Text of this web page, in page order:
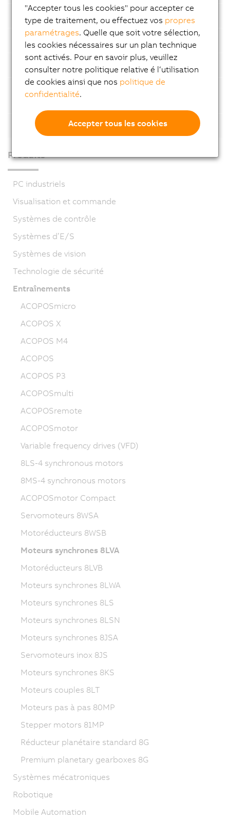
Plaque signalétique électronique
Type et taille de refroidissement
Technologie codeur
Capacité de charge de l'extrêmité de l'arbre et
Options moteur
Produits
PC industriels
Visualisation et commande
Systèmes de contrôle
Systèmes d’E/S
Systèmes de vision
Technologie de sécurité
Entraînements
ACOPOSmicro
ACOPOS X
ACOPOS M4
ACOPOS
ACOPOS P3
ACOPOSmulti
ACOPOSremote
ACOPOSmotor
Variable frequency drives (VFD)
8LS-4 synchronous motors
8MS-4 synchronous motors
ACOPOSmotor Compact
Servomoteurs 8WSA
Motoréducteurs 8WSB
Moteurs synchrones 8LVA
Motoréducteurs 8LVB
Moteurs synchrones 8LWA
Moteurs synchrones 8LS
Moteurs synchrones 8LSN
Moteurs synchrones 8JSA
Servomoteurs inox 8JS
Moteurs synchrones 8KS
Moteurs couples 8LT
Moteurs pas à pas 80MP
Stepper motors 81MP
Réducteur planétaire standard 8G
Premium planetary gearboxes 8G
Systèmes mécatroniques
Robotique
Mobile Automation
"Accepter tous les cookies" pour accepter ce
type de traitement, ou effectuez vos propres
paramétrages. Quelle que soit votre sélection,
les cookies nécessaires sur un plan technique
sont activés. Pour en savoir plus, veuillez
consulter notre politique relative é l‘utilisation
de cookies ainsi que nos politique de
confidentialité.
Accepter tous les cookies